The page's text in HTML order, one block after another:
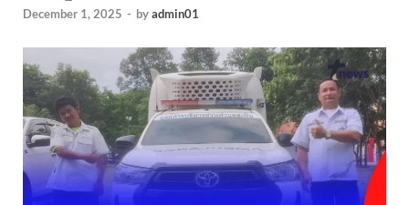
December 1, 2025 - byadmin01